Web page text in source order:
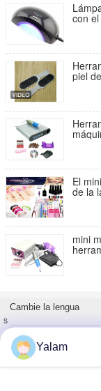
con
piel
El
de la
mini
Cambie la lengua
s
Spanish
Yalam